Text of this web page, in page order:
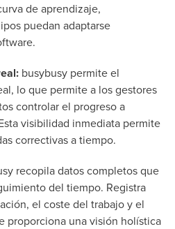
de aprendizaje,
puedan adaptarse
busybusy permite el
lo que permite a los gestores
controlar el progreso a
visibilidad inmediata permite
correctivas a tiempo.
recopila datos completos que
del tiempo. Registra
el coste del trabajo y el
proporciona una visión holística